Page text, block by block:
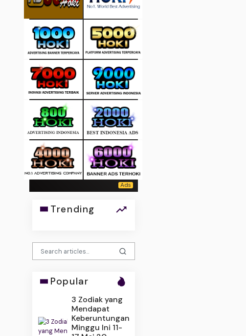
Trending
Popular
3 Zodiak yang
Mendapat
Keberuntungan
Minggu Ini 11-